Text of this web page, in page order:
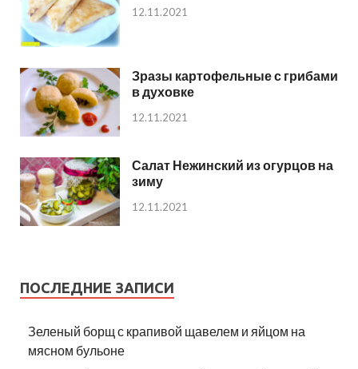
12.11.2021
Зразы картофельные с грибами
в духовке
12.11.2021
Салат Нежинский из огурцов на
зиму
12.11.2021
ПОСЛЕДНИЕ ЗАПИСИ
Зеленый борщ с крапивой щавелем и яйцом на
мясном бульоне